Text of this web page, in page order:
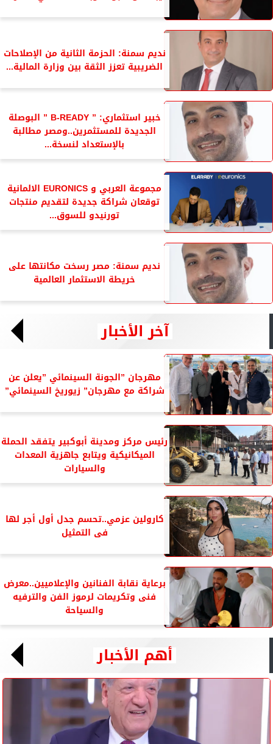
نديم سمنة: الحزمة الثانية من الإصلاحات
الضريبية تعزز الثقة بين وزارة المالية...
خبير استثماري: ” B-READY ” البوصلة
الجديدة للمستثمرين..ومصر مطالبة
بالإستعداد لنسخة...
مجموعة العربي و EURONICS الالمانية
توقعان شراكة جديدة لتقديم منتجات
تورنيدو للسوق...
نديم سمنة: مصر رسخت مكانتها على
خريطة الاستثمار العالمية
آخر الأخبار
مهرجان ”الجونة السينمائي ”يعلن عن
شراكة مع مهرجان” زيوريخ السينمائي”
رئيس مركز ومدينة أبوكبير يتفقد الحملة
الميكانيكية ويتابع جاهزية المعدات
والسيارات
كارولين عزمي..تحسم جدل أول أجر لها
فى التمثيل
برعاية نقابة الفنانين والإعلاميين..معرض
فنى وتكريمات لرموز الفن والترفيه
والسياحة
أهم الأخبار